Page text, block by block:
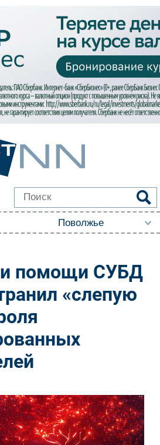
помощи СУБД
«слепую